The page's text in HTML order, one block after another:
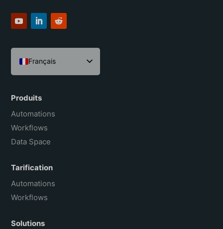
Français
English
Español
Português do Brasil
Produits
Automations
Workflows
Data Space
Tarification
Automations
Workflows
Solutions